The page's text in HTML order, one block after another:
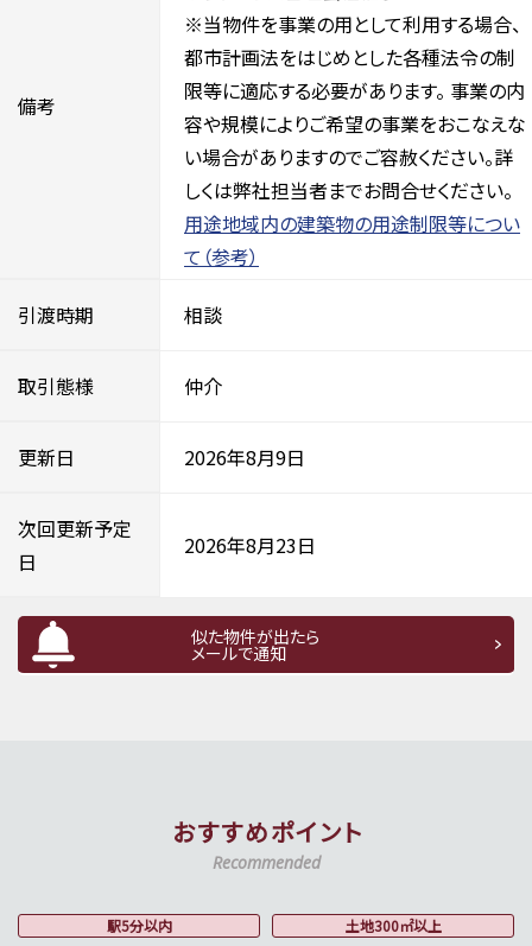
備考
※当物件を事業の用として利用する場合、
都市計画法をはじめとした各種法令の制
限等に適応する必要があります。 事業の内
容や規模によりご希望の事業をおこなえな
い場合がありますのでご容赦ください。詳
しくは弊社担当者までお問合せください。
用途地域内の建築物の用途制限等につい
て（参考）
引渡時期 相談
取引態様 仲介
更新日 2026年8月9日
次回更新予定
日
2026年8月23日
似た物件が出たら
メールで通知
おすすめポイント
Recommended
駅5分以内 土地300㎡以上